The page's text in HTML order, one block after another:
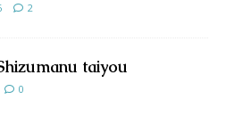
2
taiyou
0